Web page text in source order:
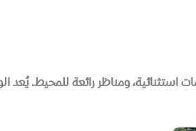
ومناظر رائعة للمحيط.يُعد